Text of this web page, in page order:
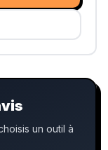
un outil à